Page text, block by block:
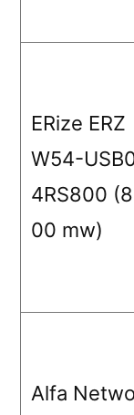
ERize ERZ
W54-
4RS800 (8
00 mw)
Alfa Netwo